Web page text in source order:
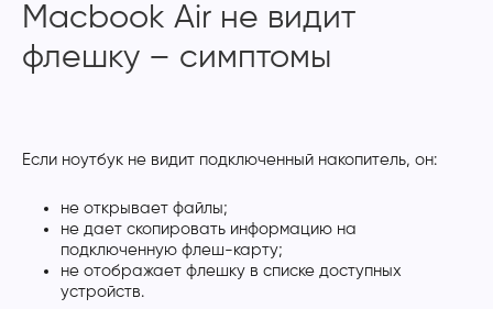
Macbook Air не видит
флешку – симптомы
Если ноутбук не видит подключенный накопитель, он:
не открывает файлы;
не дает скопировать информацию на
подключенную флеш-карту;
не отображает флешку в списке доступных
устройств.